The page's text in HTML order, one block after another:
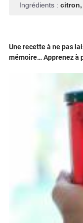
Ingrédients : citron,
Une recette à ne pas
mémoire… Apprenez à